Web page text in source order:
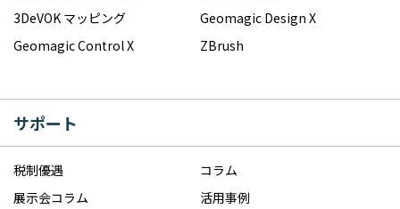
3DeVOK マッピング
Geomagic Design X
Geomagic Control X
ZBrush
サポート
税制優遇
コラム
展示会コラム
活用事例